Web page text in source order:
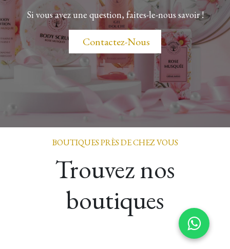
Si vous avez une question, faites-le-nous savoir !
​​​​ Contactez-Nous
BOUTIQUES PRÈS DE CHEZ VOUS
Trouvez nos
boutiques